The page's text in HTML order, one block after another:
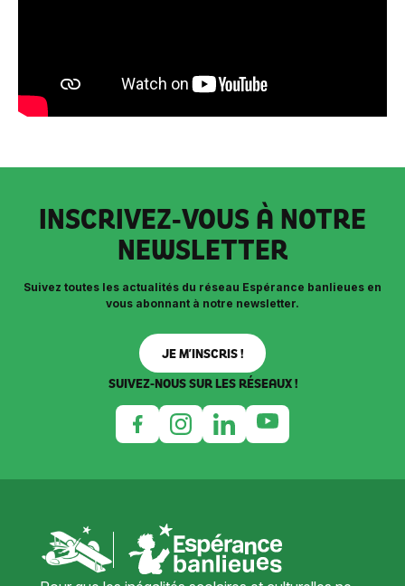
INSCRIVEZ-VOUS À NOTRE
NEWSLETTER
Suivez toutes les actualités du réseau Espérance banlieues en
vous abonnant à notre newsletter.
JE M’INSCRIS !
SUIVEZ-NOUS SUR LES RÉSEAUX !